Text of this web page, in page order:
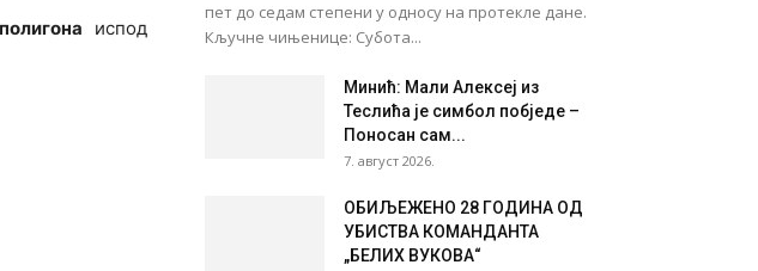
испод
пет до седам степени у односу на протекле дане.
Кључне чињенице: Субота...
Минић: Мали Алексеј из
Теслића је симбол побједе –
Поносан сам...
7. август 2026.
ОБИЉЕЖЕНО 28 ГОДИНА ОД
УБИСТВА КОМАНДАНТА
„БЕЛИХ ВУКОВА“